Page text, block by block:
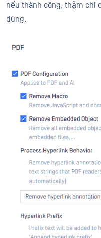
nếu thành công, thậm chí
dùng.